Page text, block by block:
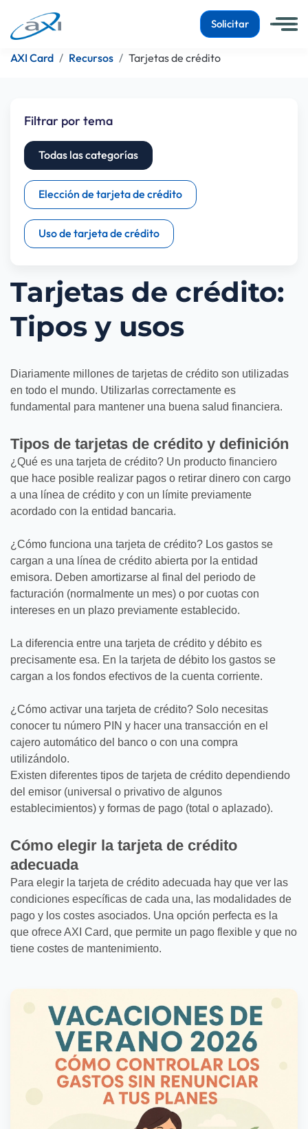
Solicitar
AXI Card Recursos Tarjetas de crédito
Tarjetas de crédito:
Tipos y usos
Diariamente millones de tarjetas de crédito son utilizadas
en todo el mundo. Utilizarlas correctamente es
fundamental para mantener una buena salud financiera.
Tipos de tarjetas de crédito y definición
¿Qué es una tarjeta de crédito? Un producto financiero
que hace posible realizar pagos o retirar dinero con cargo
a una línea de crédito y con un límite previamente
acordado con la entidad bancaria.
¿Cómo funciona una tarjeta de crédito? Los gastos se
cargan a una línea de crédito abierta por la entidad
emisora. Deben amortizarse al final del periodo de
facturación (normalmente un mes) o por cuotas con
intereses en un plazo previamente establecido.
La diferencia entre una tarjeta de crédito y débito es
precisamente esa. En la tarjeta de débito los gastos se
cargan a los fondos efectivos de la cuenta corriente.
¿Cómo activar una tarjeta de crédito? Solo necesitas
conocer tu número PIN y hacer una transacción en el
cajero automático del banco o con una compra
utilizándolo.
Existen diferentes tipos de tarjeta de crédito dependiendo
del emisor (universal o privativo de algunos
establecimientos) y formas de pago (total o aplazado).
Cómo elegir la tarjeta de crédito
adecuada
Para elegir la tarjeta de crédito adecuada hay que ver las
condiciones específicas de cada una, las modalidades de
pago y los costes asociados. Una opción perfecta es la
que ofrece AXI Card, que permite un pago flexible y que no
tiene costes de mantenimiento.
Filtrar por tema
Todas las categorías
Elección de tarjeta de crédito
Uso de tarjeta de crédito